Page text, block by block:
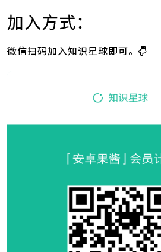
加入方式：
微信扫码加入知识星球即可。